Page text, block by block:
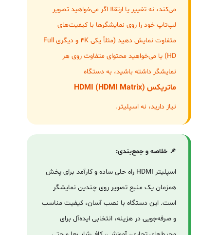
می‌کند، نه تغییر یا ارتقا! اگر می‌خواهید تصویر
لپ‌تاپ خود را روی نمایشگرها با کیفیت‌های
متفاوت نمایش دهید (مثلاً یکی 4K و دیگری Full
HD) یا می‌خواهید محتوای متفاوت روی هر
نمایشگر داشته باشید، به دستگاه
ماتریکس HDMI (HDMI Matrix)
نیاز دارید، نه اسپلیتر.
📌 خلاصه و جمع‌بندی:
اسپلیتر HDMI راه حلی ساده و کارآمد برای پخش
همزمان یک منبع تصویر روی چندین نمایشگر
است. این دستگاه با نصب آسان، کیفیت مناسب
و صرفه‌جویی در هزینه، انتخابی ایده‌آل برای